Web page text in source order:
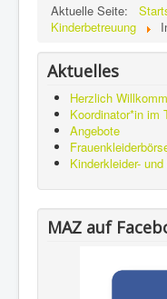
Aktuelle Seite:
Kinderbetreuung
Aktuelles
Herzlich
Koordinator*in im
Angebote
Kinderkleider-
MAZ auf